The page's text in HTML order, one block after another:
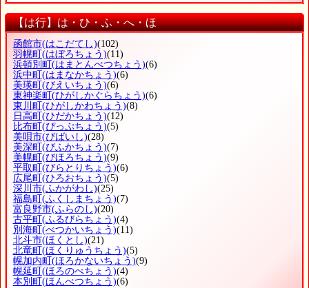
【は行】は・ひ・ふ・へ・ほ
函館市(はこだてし)(102)
羽幌町 (はぼろちょう)(11)
浜頓別町 (はまとんべつちょう)(6)
浜中町 (はまなかちょう)(6)
美瑛町 (びえいちょう)(6)
東神楽町 (ひがしかぐらちょう)(6)
東川町 (ひがしかわちょう)(8)
日高町 (ひだかちょう)(12)
比布町 (ぴっぷちょう)(5)
美唄市(びばいし)(28)
美深町 (びふかちょう)(7)
美幌町 (びほろちょう)(9)
平取町 (びらとりちょう)(6)
広尾町 (ひろおちょう)(5)
深川市(ふかがわし)(25)
福島町 (ふくしまちょう)(7)
富良野市(ふらのし)(20)
古平町 (ふるびらちょう)(4)
別海町 (べつかいちょう)(11)
北斗市(ほくとし)(21)
北竜町 (ほくりゅうちょう)(5)
幌加内町 (ほろかないちょう)(9)
幌延町 (ほろのべちょう)(4)
本別町 (ほんべつちょう)(6)